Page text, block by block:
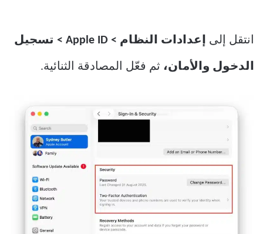
انتقل إلى إعدادات النظام > Apple ID > تسجيل
الدخول والأمان، ثم فعّل المصادقة الثنائية.